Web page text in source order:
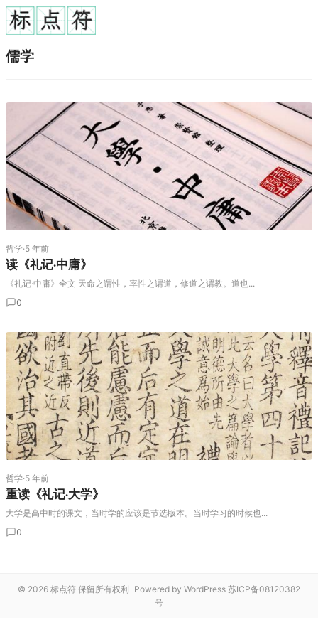
儒学
哲学·5 年前
读《礼记·中庸》
《礼记·中庸》全文 天命之谓性，率性之谓道，修道之谓教。道也...
0
哲学·5 年前
重读《礼记·大学》
大学是高中时的课文，当时学的应该是节选版本。当时学习的时候也...
0
© 2026 标点符 保留所有权利 Powered by WordPress 苏ICP备08120382
号